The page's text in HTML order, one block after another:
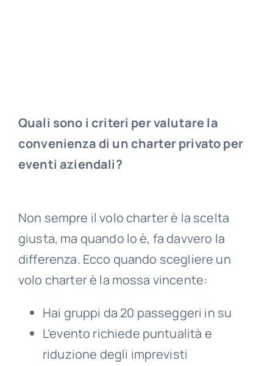
Quali sono i criteri per valutare la
convenienza di un charter privato per
eventi aziendali?
Non sempre il volo charter è la scelta
giusta, ma quando lo è, fa davvero la
differenza. Ecco quando scegliere un
volo charter è la mossa vincente:
Hai gruppi da 20 passeggeri in su
L’evento richiede puntualità e
riduzione degli imprevisti